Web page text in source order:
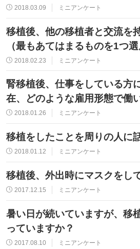
2018.03.09 ミニアンケート
移植後、他の移植者と交流を
（最もあてはまるものを1つ選
2018.02.23 ミニアンケート
腎移植後、仕事をしている方
在、どのような雇用形態で働
2018.01.26 ミニアンケート
移植をしたことを周りの人に
2018.01.12 ミニアンケート
移植後、外出時にマスクをし
2017.12.15 ミニアンケート
暑い日が続いていますが、移
っていますか？
2017.08.10 ミニアンケート